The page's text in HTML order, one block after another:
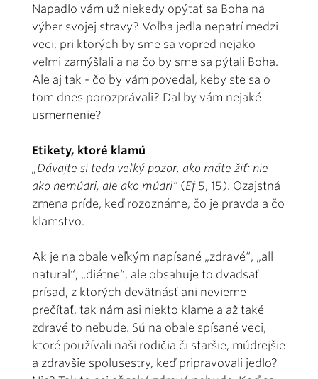
Napadlo vám už niekedy opýtať sa Boha na
výber svojej stravy? Voľba jedla nepatrí medzi
veci, pri ktorých by sme sa vopred nejako
veľmi zamýšľali a na čo by sme sa pýtali Boha.
Ale aj tak - čo by vám povedal, keby ste sa o
tom dnes porozprávali? Dal by vám nejaké
usmernenie?
Etikety, ktoré klamú
„Dávajte si teda veľký pozor, ako máte žiť: nie
ako nemúdri, ale ako múdri“ (Ef5, 15). Ozajstná
zmena príde, keď rozoznáme, čo je pravda a čo
klamstvo.
Ak je na obale veľkým napísané „zdravé“, „all
natural“, „diétne“, ale obsahuje to dvadsať
prísad, z ktorých devätnásť ani nevieme
prečítať, tak nám asi niekto klame a až také
zdravé to nebude. Sú na obale spísané veci,
ktoré používali naši rodičia či staršie, múdrejšie
a zdravšie spolusestry, keď pripravovali jedlo?